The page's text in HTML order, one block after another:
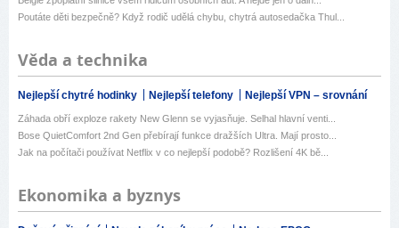
Poutáte děti bezpečně? Když rodič udělá chybu, chytrá autosedačka Thul...
Věda a technika
Nejlepší chytré hodinky Nejlepší telefony Nejlepší VPN – srovnání
Záhada obří exploze rakety New Glenn se vyjasňuje. Selhal hlavní venti...
Bose QuietComfort 2nd Gen přebírají funkce dražších Ultra. Mají prosto...
Jak na počítači používat Netflix v co nejlepší podobě? Rozlišení 4K bě...
Ekonomika a byznys